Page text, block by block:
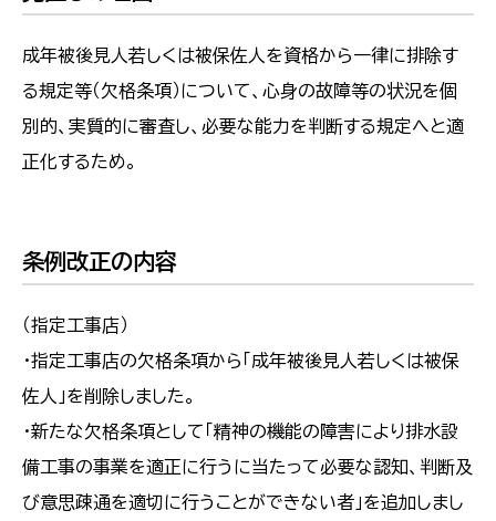
成年被後見人若しくは被保佐人を資格から一律に排除す
る規定等（欠格条項）について、心身の故障等の状況を個
別的、実質的に審査し、必要な能力を判断する規定へと適
正化するため。
条例改正の内容
（指定工事店）
・指定工事店の欠格条項から「成年被後見人若しくは被保
佐人」を削除しました。
・新たな欠格条項として「精神の機能の障害により排水設
備工事の事業を適正に行うに当たって必要な認知、判断及
び意思疎通を適切に行うことができない者」を追加しまし